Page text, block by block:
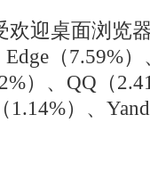
欢迎桌面浏览
（7.59%
）、QQ（
1.14%）、